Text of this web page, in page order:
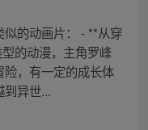
的动画片： - **从穿
的动漫，主角罗峰
，有一定的成长体
到异世...